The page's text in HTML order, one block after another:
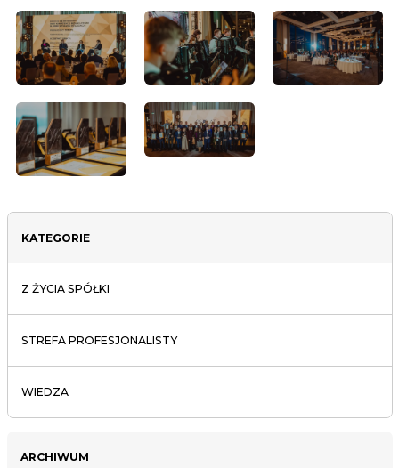
KATEGORIE
Z ŻYCIA SPÓŁKI
STREFA PROFESJONALISTY
WIEDZA
ARCHIWUM